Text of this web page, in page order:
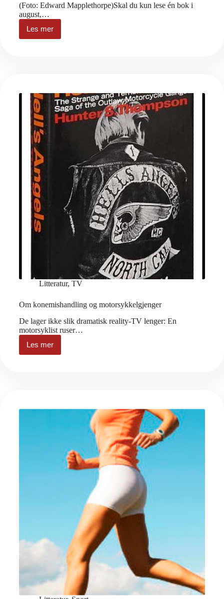
(Foto: Edward Mapplethorpe)Skal du kun lese én bok i
august,…
Les mer
10
gode
Kids»
Litteratur, TV
Om konemishandling og motorsykkelgjenger
De lager ikke slik dramatisk reality-TV lenger: En
motorsyklist ruser…
Les mer
Om
konemishandling